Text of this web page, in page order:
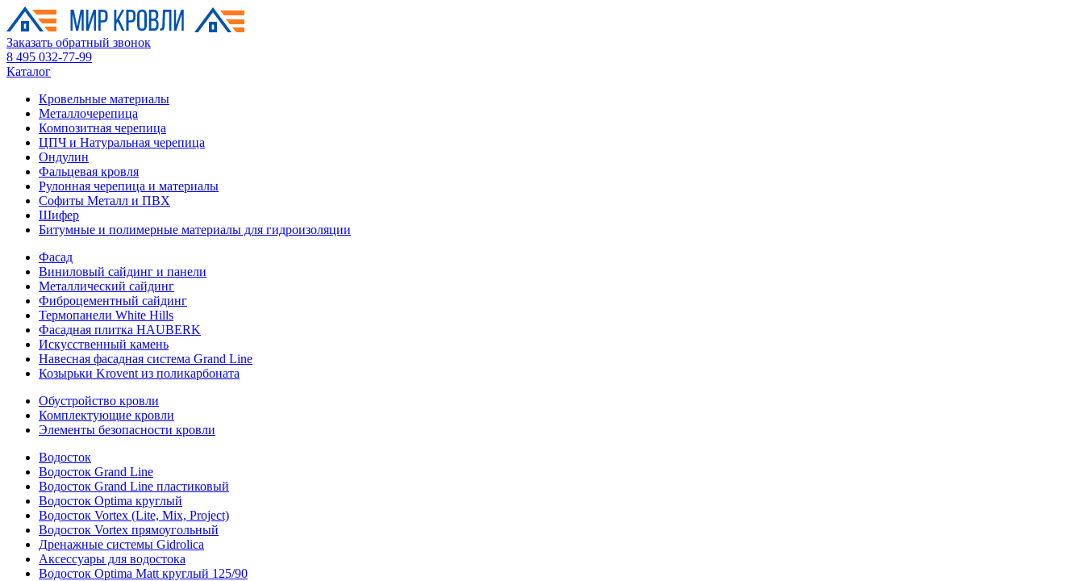
Заказать обратный звонок
8 495 032-77-99
Каталог
Кровельные материалы
Металлочерепица
Композитная черепица
ЦПЧ и Натуральная черепица
Ондулин
Фальцевая кровля
Рулонная черепица и материалы
Софиты Металл и ПВХ
Шифер
Битумные и полимерные материалы для гидроизоляции
Фасад
Виниловый сайдинг и панели
Металлический сайдинг
Фиброцементный сайдинг
Термопанели White Hills
Фасадная плитка HAUBERK
Искусственный камень
Навесная фасадная система Grand Line
Козырьки Krovent из поликарбоната
Обустройство кровли
Комплектующие кровли
Элементы безопасности кровли
Водосток
Водосток Grand Line
Водосток Grand Line пластиковый
Водосток Optima круглый
Водосток Vortex (Lite, Mix, Project)
Водосток Vortex прямоугольный
Дренажные системы Gidrolica
Аксессуары для водостока
Водосток Optima Matt круглый 125/90